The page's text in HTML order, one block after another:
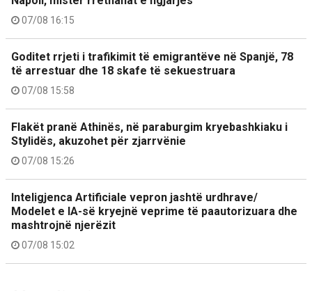
07/08 16:15
Goditet rrjeti i trafikimit të emigrantëve në Spanjë, 78
të arrestuar dhe 18 skafe të sekuestruara
07/08 15:58
Flakët pranë Athinës, në paraburgim kryebashkiaku i
Stylidës, akuzohet për zjarrvënie
07/08 15:26
Inteligjenca Artificiale vepron jashtë urdhrave/
Modelet e IA-së kryejnë veprime të paautorizuara dhe
mashtrojnë njerëzit
07/08 15:02